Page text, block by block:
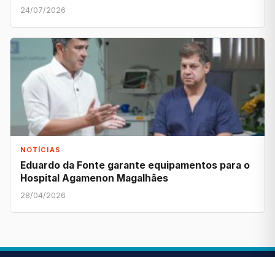
24/07/2026
NOTÍCIAS
Eduardo da Fonte garante equipamentos para o
Hospital Agamenon Magalhães
28/04/2026